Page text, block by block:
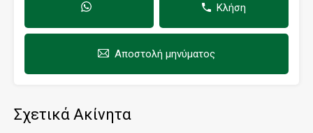
Κλήση
Αποστολή μηνύματος
Σχετικά Ακίνητα